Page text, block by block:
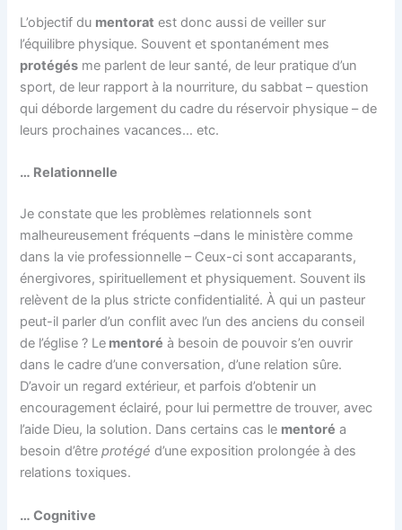
L’objectif du mentorat est donc aussi de veiller sur
l’équilibre physique. Souvent et spontanément mes
protégés me parlent de leur santé, de leur pratique d’un
sport, de leur rapport à la nourriture, du sabbat – question
qui déborde largement du cadre du réservoir physique – de
leurs prochaines vacances… etc.
… Relationnelle
Je constate que les problèmes relationnels sont
malheureusement fréquents –dans le ministère comme
dans la vie professionnelle – Ceux-ci sont accaparants,
énergivores, spirituellement et physiquement. Souvent ils
relèvent de la plus stricte confidentialité. À qui un pasteur
peut-il parler d’un conflit avec l’un des anciens du conseil
de l’église ? Le mentoré à besoin de pouvoir s’en ouvrir
dans le cadre d’une conversation, d’une relation sûre.
D’avoir un regard extérieur, et parfois d’obtenir un
encouragement éclairé, pour lui permettre de trouver, avec
l’aide Dieu, la solution. Dans certains cas le mentoré a
besoin d’êtreprotégé d’une exposition prolongée à des
relations toxiques.
… Cognitive